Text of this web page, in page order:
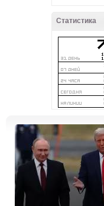
Статистика